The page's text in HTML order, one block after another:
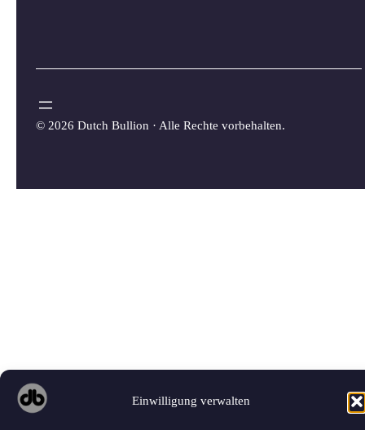
Einwilligung verwalten
© 2026 Dutch Bullion · Alle Rechte vorbehalten.